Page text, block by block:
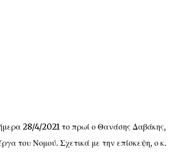
28/4/2021 το πρωί ο Θανάσης Δαβάκης,
του Νομού. Σχετικά με την επίσκεψη, ο κ.